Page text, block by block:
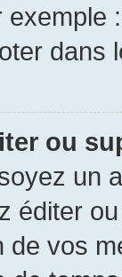
dans
ou
un
éditer
de vos